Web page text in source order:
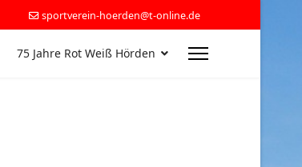
sportverein-hoerden@t-online.de
75 Jahre Rot Weiß Hörden